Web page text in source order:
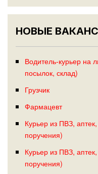
НОВЫЕ
Водитель-курьер на
посылок, склад)
Грузчик
Фармацевт
Курьер из ПВЗ,
поручения)
Курьер из ПВЗ,
поручения)